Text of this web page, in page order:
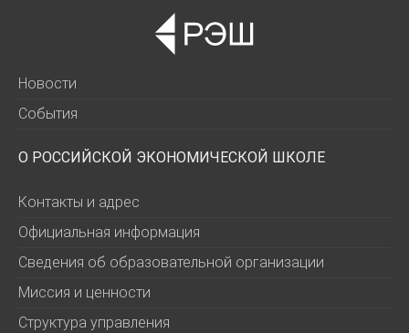
Новости
События
О РОССИЙСКОЙ ЭКОНОМИЧЕСКОЙ ШКОЛЕ
Контакты и адрес
Официальная информация
Сведения об образовательной организации
Миссия и ценности
Структура управления